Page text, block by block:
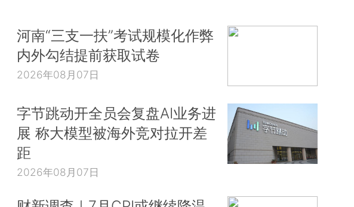
河南“三支一扶”考试规模化作弊
内外勾结提前获取试卷
2026年08月07日
字节跳动开全员会复盘AI业务进
展 称大模型被海外竞对拉开差
距
2026年08月07日